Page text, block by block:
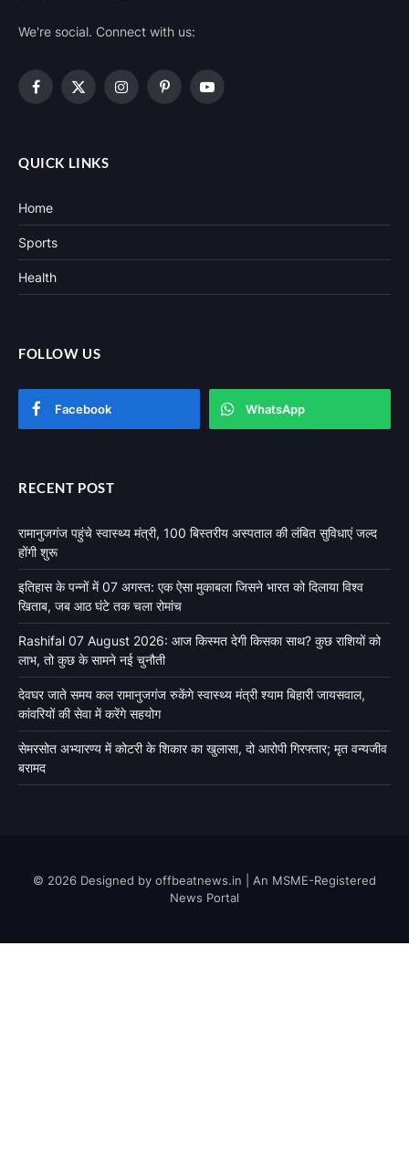
We're social. Connect with us:
Facebook
X
InstagramPinterestYouTube
QUICK LINKS
Home
Sports
Health
FOLLOW US
Facebook WhatsApp
RECENT POST
रामानुजगंज पहुंचे स्वास्थ्य मंत्री, 100 बिस्तरीय अस्पताल की लंबित सुविधाएं जल्द
होंगी शुरू
इतिहास के पन्नों में 07 अगस्त: एक ऐसा मुकाबला जिसने भारत को दिलाया विश्व
खिताब, जब आठ घंटे तक चला रोमांच
Rashifal 07 August 2026: आज किस्मत देगी किसका साथ? कुछ राशियों को
लाभ, तो कुछ के सामने नई चुनौती
देवघर जाते समय कल रामानुजगंज रुकेंगे स्वास्थ्य मंत्री श्याम बिहारी जायसवाल,
कांवरियों की सेवा में करेंगे सहयोग
सेमरसोत अभ्यारण्य में कोटरी के शिकार का खुलासा, दो आरोपी गिरफ्तार; मृत वन्यजीव
बरामद
© 2026 Designed by offbeatnews.in | An MSME-Registered
News Portal